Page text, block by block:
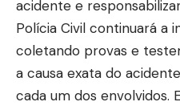
acidente e
Polícia Civil continuará a
coletando provas e
a causa exata do
cada um dos envolvidos.